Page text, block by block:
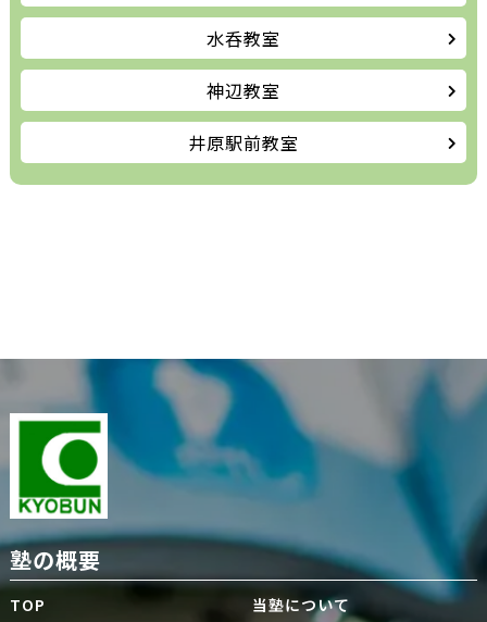
水呑教室
神辺教室
井原駅前教室
塾の概要
TOP
当塾について